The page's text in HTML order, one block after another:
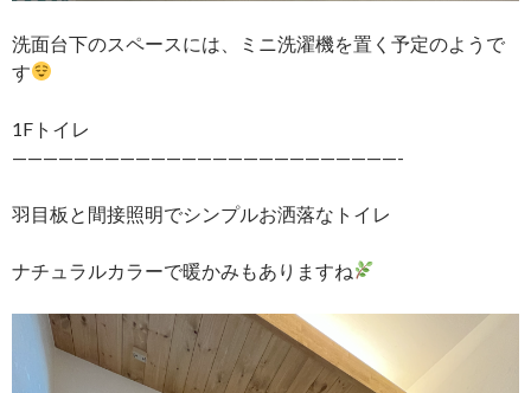
洗面台下のスペースには、ミニ洗濯機を置く予定のようで
す
1Fトイレ
—————————————————————————-
羽目板と間接照明でシンプルお洒落なトイレ
ナチュラルカラーで暖かみもありますね